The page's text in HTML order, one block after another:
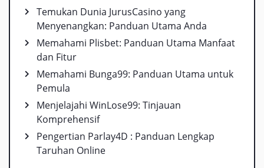
Temukan Dunia JurusCasino yang
Menyenangkan: Panduan Utama Anda
Memahami Plisbet: Panduan Utama Manfaat
dan Fitur
Memahami Bunga99: Panduan Utama untuk
Pemula
Menjelajahi WinLose99: Tinjauan
Komprehensif
Pengertian Parlay4D : Panduan Lengkap
Taruhan Online